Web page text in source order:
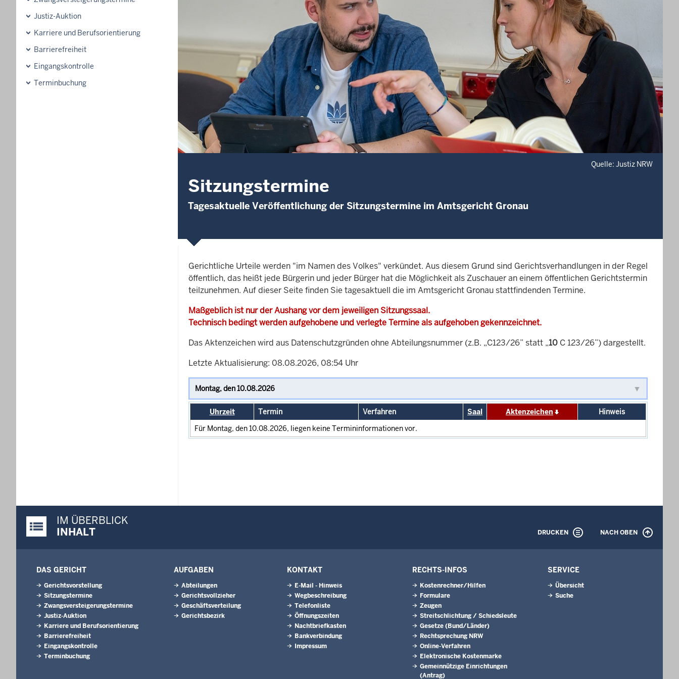
Justiz-Auktion
Karriere und Berufsorientierung
Barrierefreiheit
Eingangskontrolle
Terminbuchung
Quelle: Justiz NRW
Sitzungstermine
Tagesaktuelle Veröffentlichung der Sitzungstermine im Amtsgericht Gronau
Gerichtliche Urteile werden "im Namen des Volkes" verkündet. Aus diesem Grund sind Gerichtsverhandlungen in der Regel
öffentlich, das heißt jede Bürgerin und jeder Bürger hat die Möglichkeit als Zuschauer an einem öffentlichen Gerichtstermin
teilzunehmen. Auf dieser Seite finden Sie tagesaktuell die im Amtsgericht Gronau stattfindenden Termine.
Maßgeblich ist nur der Aushang vor dem jeweiligen Sitzungssaal.
Technisch bedingt werden aufgehobene und verlegte Termine als aufgehoben gekennzeichnet.
Das Aktenzeichen wird aus Datenschutzgründen ohne Abteilungsnummer (z.B. „C123/26” statt „10 C 123/26”) dargestellt.
Letzte Aktualisierung: 08.08.2026, 08:54 Uhr
Uhrzeit Termin Verfahren Saal Aktenzeichen
Hinweis
Für Montag, den 10.08.2026, liegen keine Termininformationen vor.
Justiz-Portal im Überblick:
IM ÜBERBLICK
INHALT
DRUCKEN NACH OBEN
DAS GERICHT
Gerichtsvorstellung
Sitzungstermine
Zwangsversteigerungs­termine
Justiz-Auktion
Karriere und Berufsorientierung
Barrierefreiheit
Eingangskontrolle
Terminbuchung
AUFGABEN
Abteilungen
Gerichtsvollzieher
Geschäftsverteilung
Gerichtsbezirk
KONTAKT
E-Mail - Hinweis
Wegbeschreibung
Telefonliste
Öffnungszeiten
Nachtbriefkasten
Bankverbindung
Impressum
RECHTS-INFOS
Kostenrechner/Hilfen
Formulare
Zeugen
Streitschlichtung / Schiedsleute
Gesetze (Bund/Länder)
Rechtsprechung NRW
Online-Verfahren
Elektronische Kostenmarke
Gemeinnützige Einrichtungen
(Antrag)
SERVICE
Übersicht
Suche